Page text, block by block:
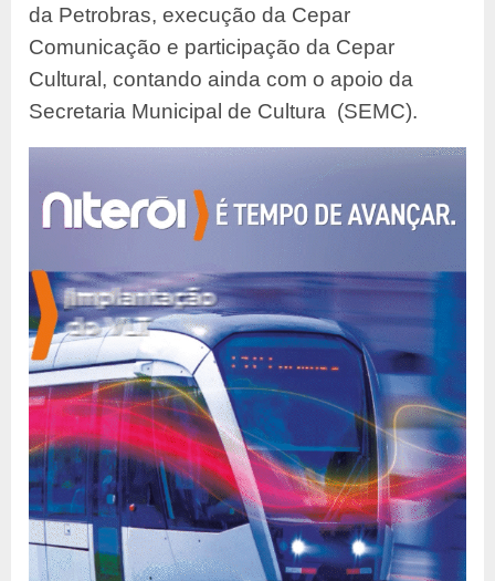
da Petrobras, execução da Cepar
Comunicação e participação da Cepar
Cultural, contando ainda com o apoio da
Secretaria Municipal de Cultura (SEMC).